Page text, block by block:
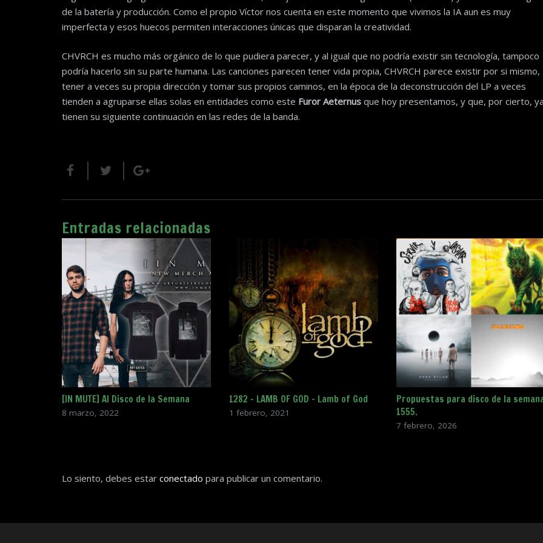
de la batería y producción. Como el propio Víctor nos cuenta en este momento que vivimos la IA aun es muy
imperfecta y esos huecos permiten interacciones únicas que disparan la creatividad.
CHVRCH es mucho más orgánico de lo que pudiera parecer, y al igual que no podría existir sin tecnología, tampoco
podría hacerlo sin su parte humana. Las canciones parecen tener vida propia, CHVRCH parece existir por si mismo,
tener a veces su propia dirección y tomar sus propios caminos, en la época de la deconstrucción del LP a veces
tienden a agruparse ellas solas en entidades como este Furor Aeternus que hoy presentamos, y que, por cierto,
tienen su siguiente continuación en las redes de la banda.
Entradas relacionadas
[IN MUTE] Al Disco de la Semana
8 marzo, 2022
1282 – LAMB OF GOD – Lamb of God
1 febrero, 2021
Propuestas para disco de la
1555.
7 febrero, 2026
Lo siento, debes estar conectado para publicar un comentario.